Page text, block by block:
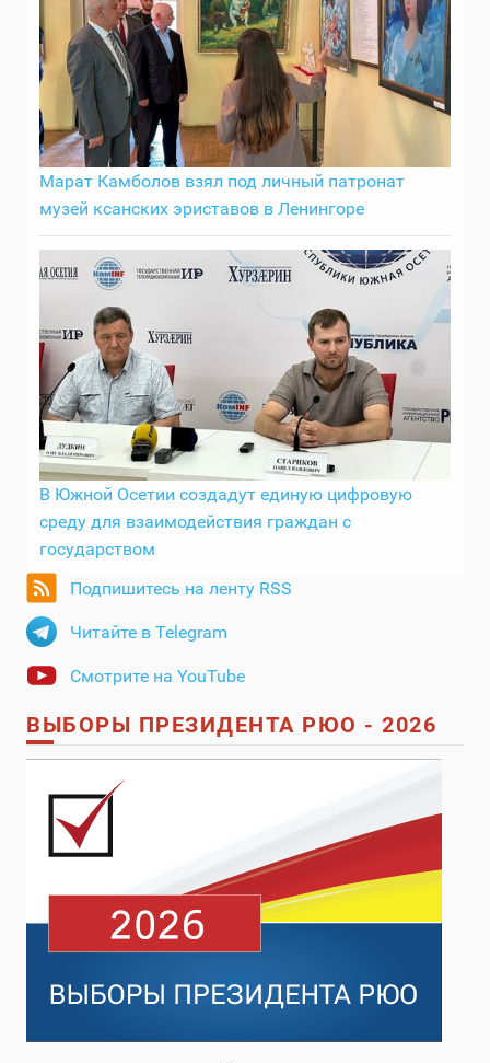
Марат Камболов взял под личный патронат
музей ксанских эриставов в Ленингоре
В Южной Осетии создадут единую цифровую
среду для взаимодействия граждан с
государством
Подпишитесь на ленту RSS
Читайте в Telegram
Смотрите на YouTube
ВЫБОРЫ ПРЕЗИДЕНТА РЮО - 2026